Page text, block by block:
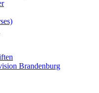
Brandenburg